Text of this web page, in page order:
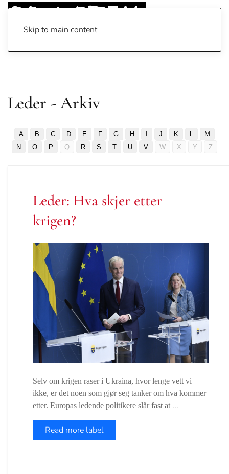
Skip to main content
Leder - Arkiv
A B C D E F G H J K L
M
N
O P Q R S T U V W X Y Z
Leder: Hva skjer etter
krigen?
Selv om krigen raser i Ukraina, hvor lenge vett vi
ikke, er det noen som gjør seg tanker om hva kommer
etter. Europas ledende politikere slår fast at...
Read more label